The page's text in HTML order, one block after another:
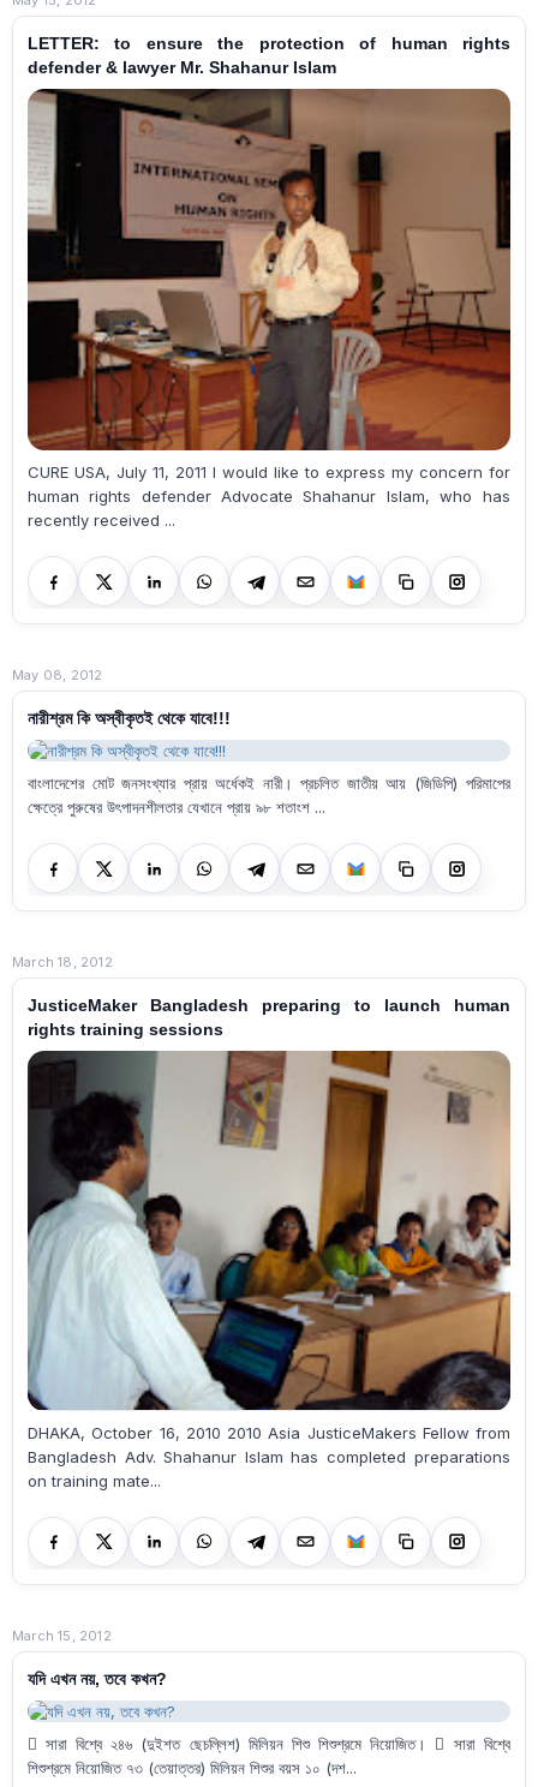
LETTER: to ensure the protection of human rights
defender & lawyer Mr. Shahanur Islam
CURE USA, July 11, 2011 I would like to express my concern for
human rights defender Advocate Shahanur Islam, who has
recently received ...
May 08, 2012
নারীশ্রম কি অস্বীকৃতই থেকে যাবে!!!
বাংলাদেশের মোট জনসংখ্যার প্রায় অর্ধেকই নারী। প্রচলিত জাতীয় আয় (জিডিপি) পরিমাপের
ক্ষেত্রে পুরুষের উৎপাদনশীলতার যেখানে প্রায় ৯৮ শতাংশ ...
March 18, 2012
JusticeMaker Bangladesh preparing to launch human
rights training sessions
DHAKA, October 16, 2010 2010 Asia JusticeMakers Fellow from
Bangladesh Adv. Shahanur Islam has completed preparations
on training mate...
March 15, 2012
যদি এখন নয়, তবে কখন?
 সারা বিশ্বে ২৪৬ (দুইশত ছেচল্লিশ) মিলিয়ন শিশু শিশুশ্রমে নিয়োজিত।  সারা বিশ্বে
শিশুশ্রমে নিয়োজিত ৭৩ (তেয়াত্তর) মিলিয়ন শিশুর বয়স ১০ (দশ...